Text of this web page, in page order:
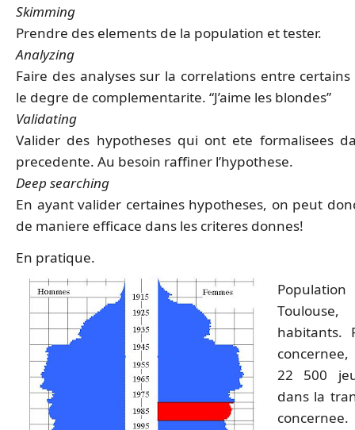
Skimming
Prendre des elements de la population et tester.
Analyzing
Faire des analyses sur la correlations entre
le degre de complementarite. “J’aime les blondes”
Validating
Valider des hypotheses qui ont ete formalisees
precedente. Au besoin raffiner l’hypothese.
Deep searching
En ayant valider certaines hypotheses, on peut
de maniere efficace dans les criteres donnes!
En pratique.
habitants.
22 500
dans la
concernee.